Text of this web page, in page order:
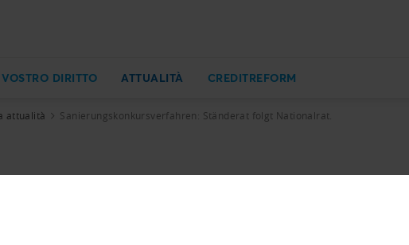
DIRITTO ATTUALITÀ CREDITREFORM
attualità Sanierungskonkursverfahren: Ständerat folgt Nationalrat.
Ständerat folgt Nationalrat.
dem Nationalrat weitgehend gefolgt und hat sich mit
Das allerletzte Wort ist noch nicht gesprochen. Es gibt